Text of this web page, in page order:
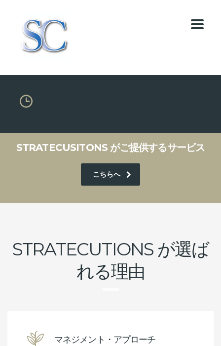
STRATECUSITONS がご提供するサービス
こちらへ
STRATECUTIONS が選ば
れる理由
マネジメント・アプローチ